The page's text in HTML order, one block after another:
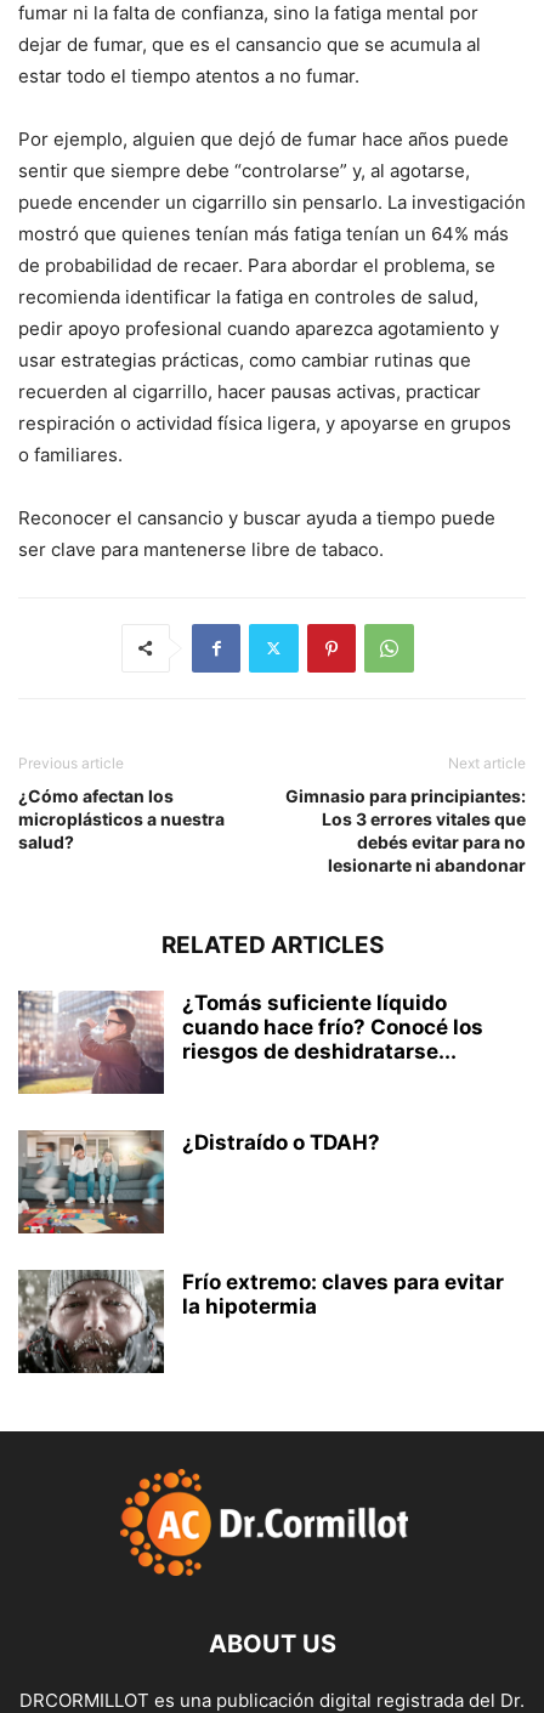
fumar ni la falta de confianza, sino la fatiga mental por
dejar de fumar, que es el cansancio que se acumula al
estar todo el tiempo atentos a no fumar.
Por ejemplo, alguien que dejó de fumar hace años puede
sentir que siempre debe “controlarse” y, al agotarse,
puede encender un cigarrillo sin pensarlo. La investigación
mostró que quienes tenían más fatiga tenían un 64% más
de probabilidad de recaer. Para abordar el problema, se
recomienda identificar la fatiga en controles de salud,
pedir apoyo profesional cuando aparezca agotamiento y
usar estrategias prácticas, como cambiar rutinas que
recuerden al cigarrillo, hacer pausas activas, practicar
respiración o actividad física ligera, y apoyarse en grupos
o familiares.
Reconocer el cansancio y buscar ayuda a tiempo puede
ser clave para mantenerse libre de tabaco.
Previous article
¿Cómo afectan los
microplásticos a nuestra
salud?
Next article
Gimnasio para principiantes:
Los 3 errores vitales que
debés evitar para no
lesionarte ni abandonar
RELATED ARTICLES
¿Tomás suficiente líquido
cuando hace frío? Conocé los
riesgos de deshidratarse...
¿Distraído o TDAH?
Frío extremo: claves para evitar
la hipotermia
ABOUT US
DRCORMILLOT es una publicación digital registrada del Dr.